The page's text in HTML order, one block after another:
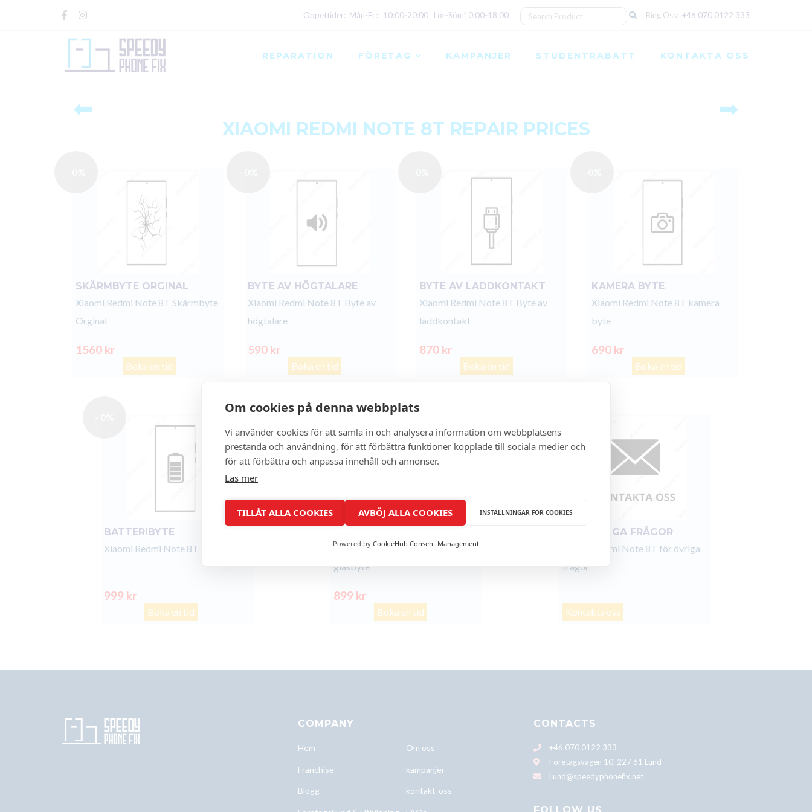
Öppettider: Mån‑Fre 10:00‑20:00 Lör‑Sön 10:00‑18:00 Ring Oss: +46 070 0122 333
REPARATION FÖRETAG KAMPANJER STUDENTRABATT KONTAKTA OSS
⬅ ➡
XIAOMI REDMI NOTE 8T REPAIR PRICES
SKÄRMBYTE ORGINAL
Xiaomi Redmi Note 8T Skärmbyte
Orginal
1560 kr
Boka en tid
BYTE AV HÖGTALARE
Xiaomi Redmi Note 8T Byte av
högtalare
590 kr
Boka en tid
BYTE AV LADDKONTAKT
Xiaomi Redmi Note 8T Byte av
laddkontakt
870 kr
Boka en tid
KAMERA BYTE
Xiaomi Redmi Note 8T kamera
byte
690 kr
Boka en tid
BATTERIBYTE
Xiaomi Redmi Note 8T batteribyte
999 kr
Boka en tid
Xiaomi Redmi Note 8T baksida
glasbyte
899 kr
Boka en tid
FÖR ÖVRIGA FRÅGOR
Xiaomi Redmi Note 8T för övriga
frågor
Kontakta oss
COMPANY
Hem Om oss
Franchise kampanjer
Blogg kontakt-oss
CONTACTS
+46 070 0122 333
Företagsvägen 10, 227 61 Lund
Lund@speedyphonefix.net
Om cookies på denna webbplats
Vi använder cookies för att samla in och analysera information om webbplatsens
prestanda och användning, för att förbättra funktioner kopplade till sociala medier och
för att förbättra och anpassa innehåll och annonser.
Läs mer
TILLÅT ALLA COOKIES AVBÖJ ALLA COOKIES INSTÄLLNINGAR FÖR COOKIES
Powered by CookieHub Consent Management